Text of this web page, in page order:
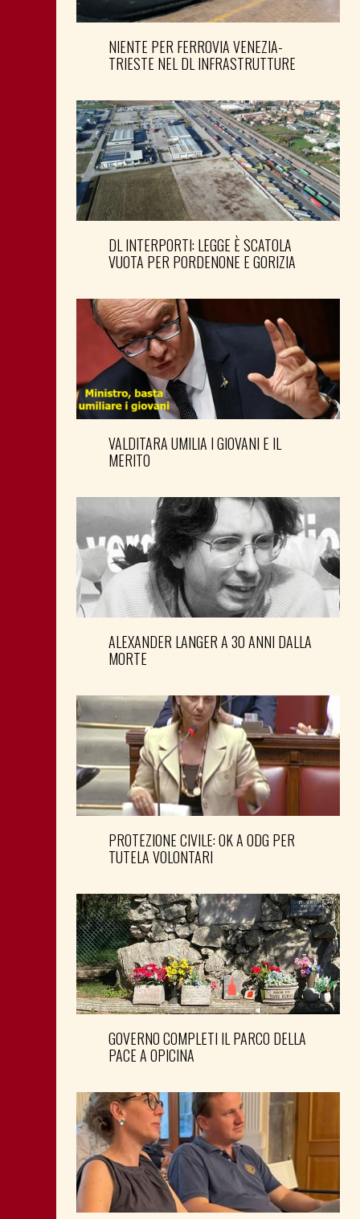
NIENTE PER FERROVIA VENEZIA-
TRIESTE NEL DL INFRASTRUTTURE
DL INTERPORTI: LEGGE È SCATOLA
VUOTA PER PORDENONE E GORIZIA
VALDITARA UMILIA I GIOVANI E IL
MERITO
ALEXANDER LANGER A 30 ANNI DALLA
MORTE
PROTEZIONE CIVILE: OK A ODG PER
TUTELA VOLONTARI
GOVERNO COMPLETI IL PARCO DELLA
PACE A OPICINA